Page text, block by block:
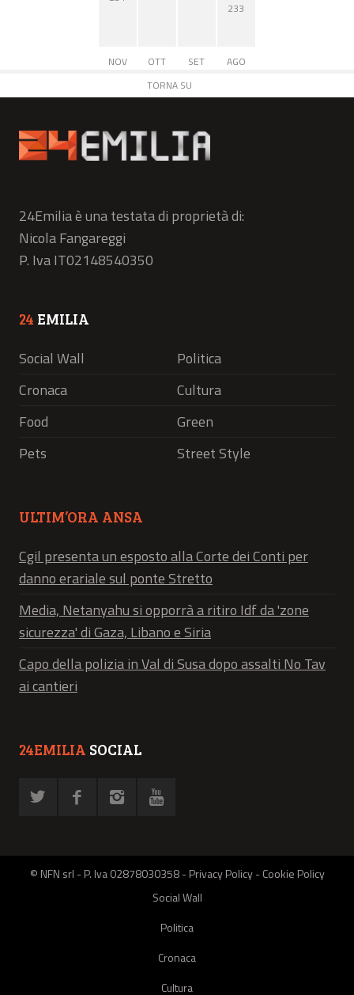
NOV OTT SET
233
AGO
TORNA SU
24Emilia è una testata di proprietà di:
Nicola Fangareggi
P. Iva IT02148540350
24 EMILIA
Social Wall
Politica
Cronaca
Cultura
Food
Green
Pets
Street Style
ULTIM’ORA ANSA
Cgil presenta un esposto alla Corte dei Conti per
danno erariale sul ponte Stretto
Media, Netanyahu si opporrà a ritiro Idf da 'zone
sicurezza' di Gaza, Libano e Siria
Capo della polizia in Val di Susa dopo assalti No Tav
ai cantieri
24EMILIA SOCIAL
© NFN srl - P. Iva 02878030358 -Privacy Policy-Cookie Policy
Social Wall
Politica
Cronaca
Cultura